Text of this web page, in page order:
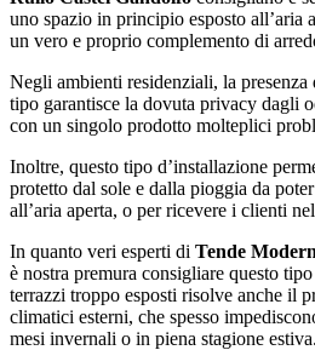
uno spazio in principio esposto all’aria
un vero e proprio complemento di
Negli ambienti residenziali, la presenza
tipo garantisce la dovuta privacy dagli
con un singolo prodotto molteplici
Inoltre, questo tipo d’installazione
protetto dal sole e dalla pioggia da
all’aria aperta, o per ricevere i clienti
In quanto veri esperti di Tende
è nostra premura consigliare questo
terrazzi troppo esposti risolve anche il
climatici esterni, che spesso
mesi invernali o in piena stagione estiva.